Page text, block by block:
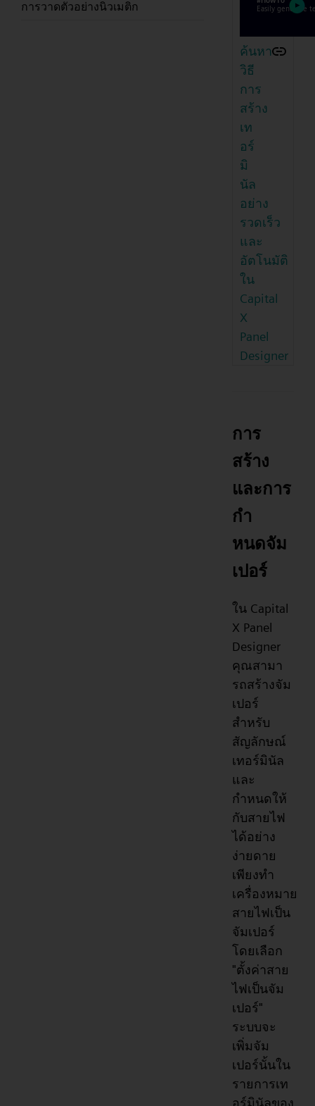
การวาดตัวอย่างนิวเมติก
ค้นหา
วิธี
การ
สร้าง
เท
อร์
มิ
นัล
อย่าง
รวดเร็ว
และ
อัตโนมัติ
ใน
Capital
X
Panel
Designer
การ
สร้าง
และการ
กำ
หนดจัม
เปอร์
ใน Capital
X Panel
Designer
คุณสามา
รถสร้างจัม
เปอร์
สำหรับ
สัญลักษณ์
เทอร์มินัล
และ
กำหนดให้
กับสายไฟ
ได้อย่าง
ง่ายดาย
เพียงทำ
เครื่องหมาย
สายไฟเป็น
จัมเปอร์
โดยเลือก
"ตั้งค่าสาย
ไฟเป็นจัม
เปอร์"
ระบบจะ
เพิ่มจัม
เปอร์นั้นใน
รายการเท
อร์มินัลของ